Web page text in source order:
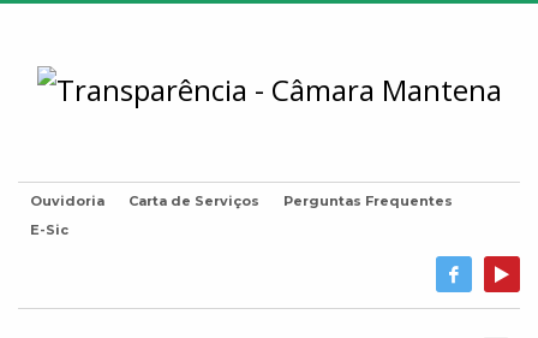
Ouvidoria Carta de Serviços
Perguntas Frequentes
E-Sic